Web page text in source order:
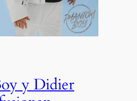
y Didier